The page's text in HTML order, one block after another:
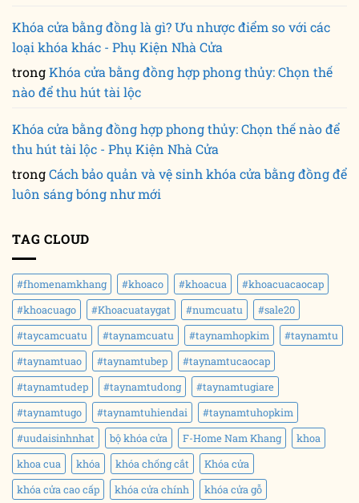
Khóa cửa bằng đồng là gì? Ưu nhược điểm so với các
loại khóa khác - Phụ Kiện Nhà Cửa
trongKhóa cửa bằng đồng hợp phong thủy: Chọn thế
nào để thu hút tài lộc
Khóa cửa bằng đồng hợp phong thủy: Chọn thế nào để
thu hút tài lộc - Phụ Kiện Nhà Cửa
trongCách bảo quản và vệ sinh khóa cửa bằng đồng để
luôn sáng bóng như mới
TAG CLOUD
#fhomenamkhang #khoaco #khoacua
#khoacuacaocap
#khoacuago
#Khoacuataygat #numcuatu
#sale20
#taycamcuatu
#taynamcuatu #taynamhopkim
#taynamtu
#taynamtuao
#taynamtubep
#taynamtucaocap
#taynamtudep
#taynamtudong
#taynamtugiare
#taynamtugo
#taynamtuhiendai
#taynamtuhopkim
#uudaisinhnhat
bộ khóa cửa F-Home Nam Khang
khoa
khoa cua
khóa khóa chống cắt
Khóa cửa
khóa cửa cao cấp
khóa cửa chính
khóa cửa gỗ